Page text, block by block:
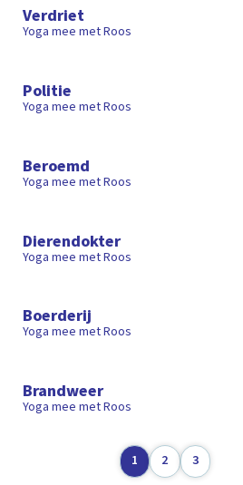
Verdriet
Yoga mee met Roos
Politie
Yoga mee met Roos
Beroemd
Yoga mee met Roos
Dierendokter
Yoga mee met Roos
Boerderij
Yoga mee met Roos
Brandweer
Yoga mee met Roos
1 2 3